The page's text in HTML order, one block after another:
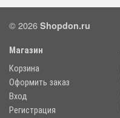
© 2026 Shopdon.ru
Магазин
Корзина
Оформить заказ
Вход
Регистрация